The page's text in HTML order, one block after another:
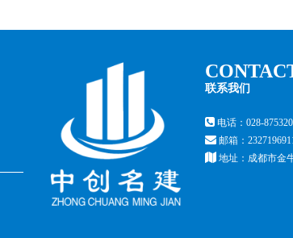
联系我们
电话：028-
邮箱：
地址：成都市金